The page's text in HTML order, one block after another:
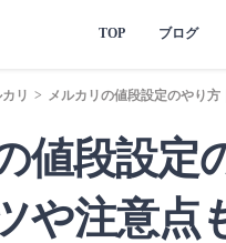
TOP ブログ
カリ > メルカリの値段設定のやり
値段設定
や注意点